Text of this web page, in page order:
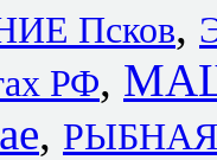
Псков,
РФ,
,